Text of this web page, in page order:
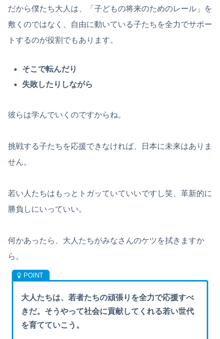
だから僕たち大人は、「子どもの将来のためのレール」を
敷くのではなく、自由に動いている子たちを全力でサポー
トするのが役割でもあります。
そこで転んだり
失敗したりしながら
彼らは学んでいくのですからね。
挑戦する子たちを応援できなければ、日本に未来はありま
せん。
若い人たちはもっとトガッていていいですし笑、革新的に
勝負しにいっていい。
何かあったら、大人たちがみなさんのケツを拭きますか
ら。
大人たちは、若者たちの頑張りを全力で応援すべ
きだ。そうやって社会に貢献してくれる若い世代
を育てていこう。